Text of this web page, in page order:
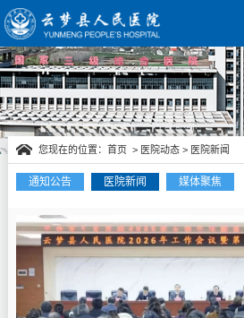
医院动态
您现在的位置： 首页 > 医院动态> 医院新闻
通知公告 医院新闻 媒体聚焦